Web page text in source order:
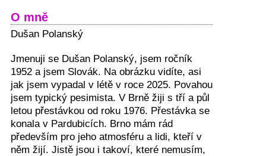
O mně
Dušan Polanský
Jmenuji se Dušan Polanský, jsem ročník
1952 a jsem Slovák. Na obrázku vidíte, asi
jak jsem vypadal v létě v roce 2025. Povahou
jsem typický pesimista. V Brně žiji s tří a půl
letou přestávkou od roku 1976. Přestávka se
konala v Pardubicích. Brno mám rád
především pro jeho atmosféru a lidi, kteří v
něm žijí. Jistě jsou i takoví, které nemusím,